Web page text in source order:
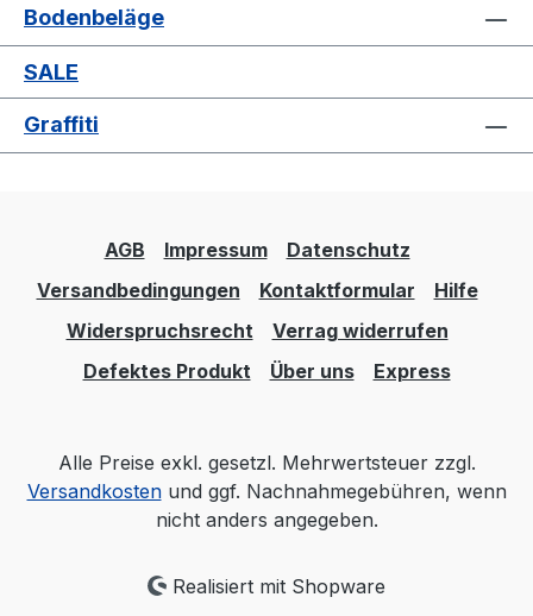
Bodenbeläge
SALE
Graffiti
AGB Impressum
Datenschutz
Versandbedingungen
Kontaktformular
Hilfe
Widerspruchsrecht
Verrag widerrufen
Defektes Produkt
Über uns Express
Alle Preise exkl. gesetzl. Mehrwertsteuer zzgl.
Versandkostenund ggf. Nachnahmegebühren, wenn
nicht anders angegeben.
Realisiert mit Shopware